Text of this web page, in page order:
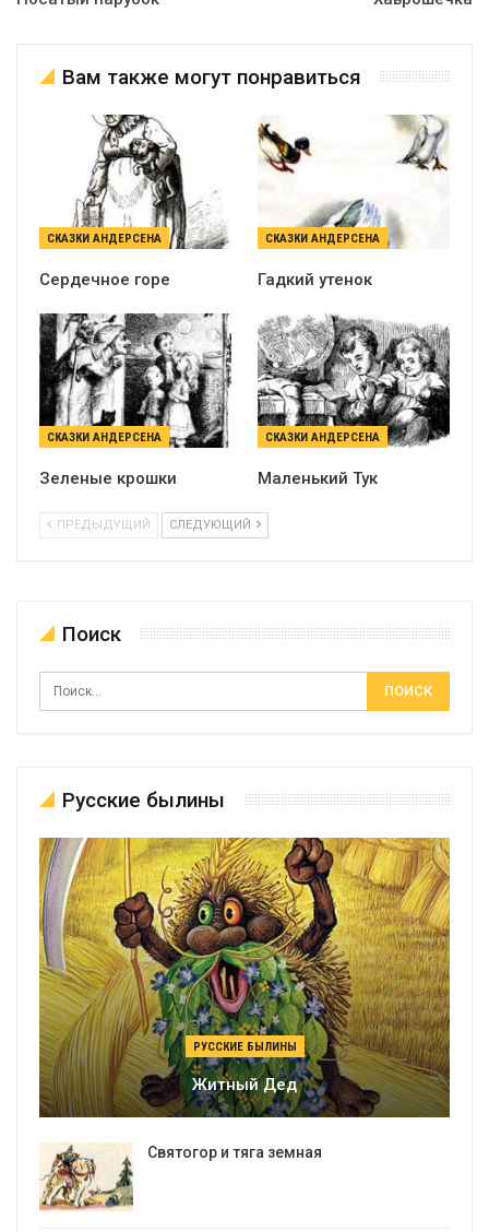
Вам также могут понравиться
СКАЗКИ АНДЕРСЕНА
Сердечное горе
СКАЗКИ АНДЕРСЕНА
Гадкий утенок
СКАЗКИ АНДЕРСЕНА
Зеленые крошки
СКАЗКИ АНДЕРСЕНА
Маленький Тук
ПРЕДЫДУЩИЙ СЛЕДУЮЩИЙ
Поиск
Русские былины
РУССКИЕ БЫЛИНЫ
Житный Дед
Святогор и тяга земная